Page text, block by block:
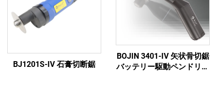
BJ1201S-IV 石膏切断鋸
BOJIN 3401-IV 矢状骨切鋸
バッテリー駆動ペンドリル